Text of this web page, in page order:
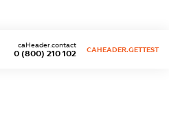
0 (800) 210 102
caHeader.contact
CAHEADER.GETTEST